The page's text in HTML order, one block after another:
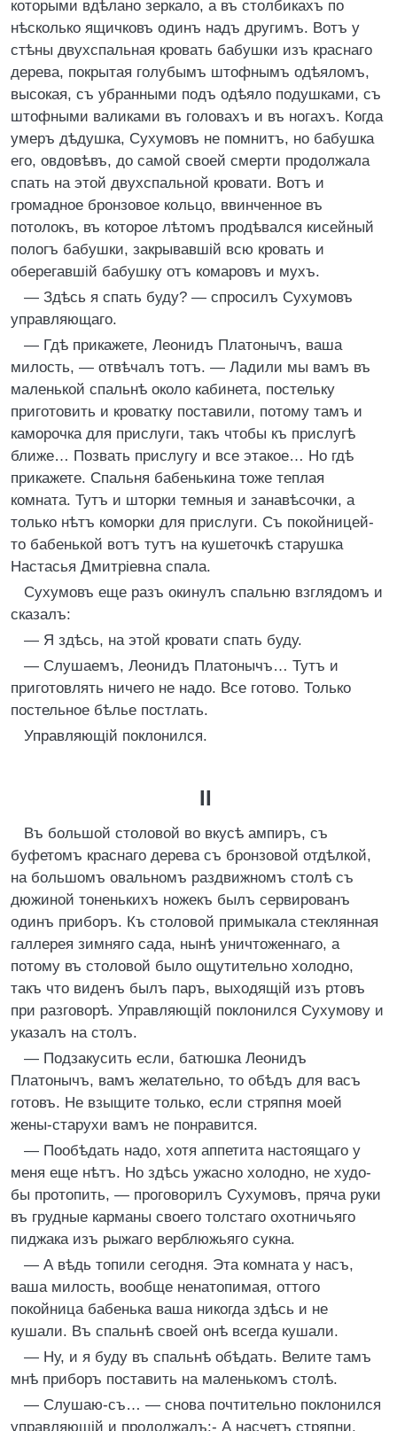
которыми вдѣлано зеркало, а въ столбикахъ по
нѣсколько ящичковъ одинъ надъ другимъ. Вотъ у
стѣны двухспальная кровать бабушки изъ краснаго
дерева, покрытая голубымъ штофнымъ одѣяломъ,
высокая, съ убранными подъ одѣяло подушками, съ
штофными валиками въ головахъ и въ ногахъ. Когда
умеръ дѣдушка, Сухумовъ не помнитъ, но бабушка
его, овдовѣвъ, до самой своей смерти продолжала
спать на этой двухспальной кровати. Вотъ и
громадное бронзовое кольцо, ввинченное въ
потолокъ, въ которое лѣтомъ продѣвался кисейный
пологъ бабушки, закрывавшій всю кровать и
оберегавшій бабушку отъ комаровъ и мухъ.
— Здѣсь я спать буду? — спросилъ Сухумовъ
управляющаго.
— Гдѣ прикажете, Леонидъ Платонычъ, ваша
милость, — отвѣчалъ тотъ. — Ладили мы вамъ въ
маленькой спальнѣ около кабинета, постельку
приготовить и кроватку поставили, потому тамъ и
каморочка для прислуги, такъ чтобы къ прислугѣ
ближе… Позвать прислугу и все этакое… Но гдѣ
прикажете. Спальня бабенькина тоже теплая
комната. Тутъ и шторки темныя и занавѣсочки, а
только нѣтъ коморки для прислуги. Съ покойницей-
то бабенькой вотъ тутъ на кушеточкѣ старушка
Настасья Дмитріевна спала.
Сухумовъ еще разъ окинулъ спальню взглядомъ и
сказалъ:
— Я здѣсь, на этой кровати спать буду.
— Слушаемъ, Леонидъ Платонычъ… Тутъ и
приготовлять ничего не надо. Все готово. Только
постельное бѣлье постлать.
Управляющій поклонился.
II
Въ большой столовой во вкусѣ ампиръ, съ
буфетомъ краснаго дерева съ бронзовой отдѣлкой,
на большомъ овальномъ раздвижномъ столѣ съ
дюжиной тоненькихъ ножекъ былъ сервированъ
одинъ приборъ. Къ столовой примыкала стеклянная
галлерея зимняго сада, нынѣ уничтоженнаго, а
потому въ столовой было ощутительно холодно,
такъ что виденъ былъ паръ, выходящій изъ ртовъ
при разговорѣ. Управляющій поклонился Сухумову и
указалъ на столъ.
— Подзакусить если, батюшка Леонидъ
Платонычъ, вамъ желательно, то обѣдъ для васъ
готовъ. Не взыщите только, если стряпня моей
жены-старухи вамъ не понравится.
— Пообѣдать надо, хотя аппетита настоящаго у
меня еще нѣтъ. Но здѣсь ужасно холодно, не худо-
бы протопить, — проговорилъ Сухумовъ, пряча руки
въ грудные карманы своего толстаго охотничьяго
пиджака изъ рыжаго верблюжьяго сукна.
— А вѣдь топили сегодня. Эта комната у насъ,
ваша милость, вообще ненатопимая, оттого
покойница бабенька ваша никогда здѣсь и не
кушали. Въ спальнѣ своей онѣ всегда кушали.
— Ну, и я буду въ спальнѣ обѣдать. Велите тамъ
мнѣ приборъ поставить на маленькомъ столѣ.
— Слушаю-съ… — снова почтительно поклонился
управляющій и продолжалъ:- А насчетъ стряпни,